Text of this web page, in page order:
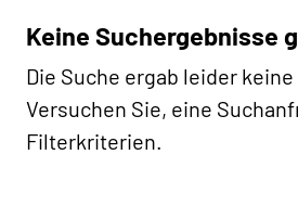
Keine Suchergebnisse
Die Suche ergab leider
Versuchen Sie, eine
Filterkriterien.